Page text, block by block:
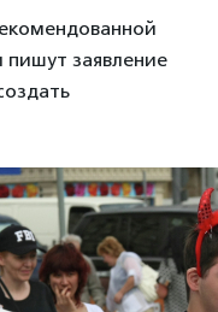
пишут заявление